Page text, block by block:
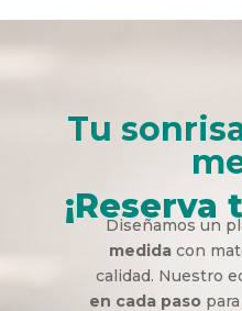
Tu
¡Reserva
Diseñamos un
medida con
calidad. Nuestro
en cada paso